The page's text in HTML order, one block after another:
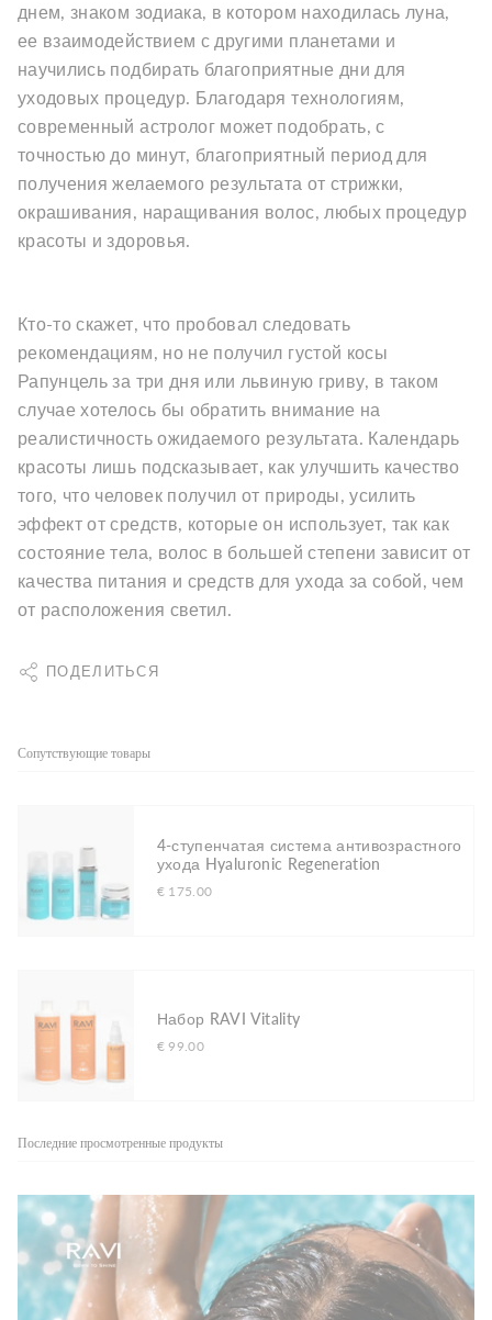
днем, знаком зодиака, в котором находилась луна,
ее взаимодействием с другими планетами и
научились подбирать благоприятные дни для
уходовых процедур. Благодаря технологиям,
современный астролог может подобрать, с
точностью до минут, благоприятный период для
получения желаемого результата от стрижки,
окрашивания, наращивания волос, любых процедур
красоты и здоровья.
Кто-то скажет, что пробовал следовать
рекомендациям, но не получил густой косы
Рапунцель за три дня или львиную гриву, в таком
случае хотелось бы обратить внимание на
реалистичность ожидаемого результата. Календарь
красоты лишь подсказывает, как улучшить качество
того, что человек получил от природы, усилить
эффект от средств, которые он использует, так как
состояние тела, волос в большей степени зависит от
качества питания и средств для ухода за собой, чем
от расположения светил.
ПОДЕЛИТЬСЯ
Сопутствующие товары
4-ступенчатая система антивозрастного
ухода Hyaluronic Regeneration
€ 175.00
Набор RAVI Vitality
€ 99.00
Последние просмотренные продукты